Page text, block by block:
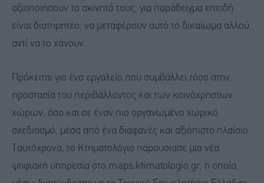
αξιοποιήσουν το ακίνητό τους, για παράδειγμα επειδή
είναι διατηρητέο, να μεταφέρουν αυτό το δικαίωμα αλλού,
αντί να το χάνουν.
Πρόκειται για ένα εργαλείο που συμβάλλει τόσο στην
προστασία του περιβάλλοντος και των κοινόχρηστων
χώρων, όσο και σε έναν πιο οργανωμένο χωρικό
σχεδιασμό, μέσα από ένα διαφανές και αξιόπιστο πλαίσιο.
Ταυτόχρονα, το Κτηματολόγιο παρουσίασε μια νέα
ψηφιακή υπηρεσία στο maps.ktimatologio.gr, η οποία,